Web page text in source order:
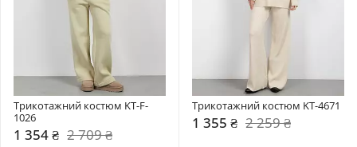
Трикотажний костюм KT-F-
1026
1 354 ₴ 2 709 ₴
Трикотажний костюм KT-4671
1 355 ₴ 2 259 ₴